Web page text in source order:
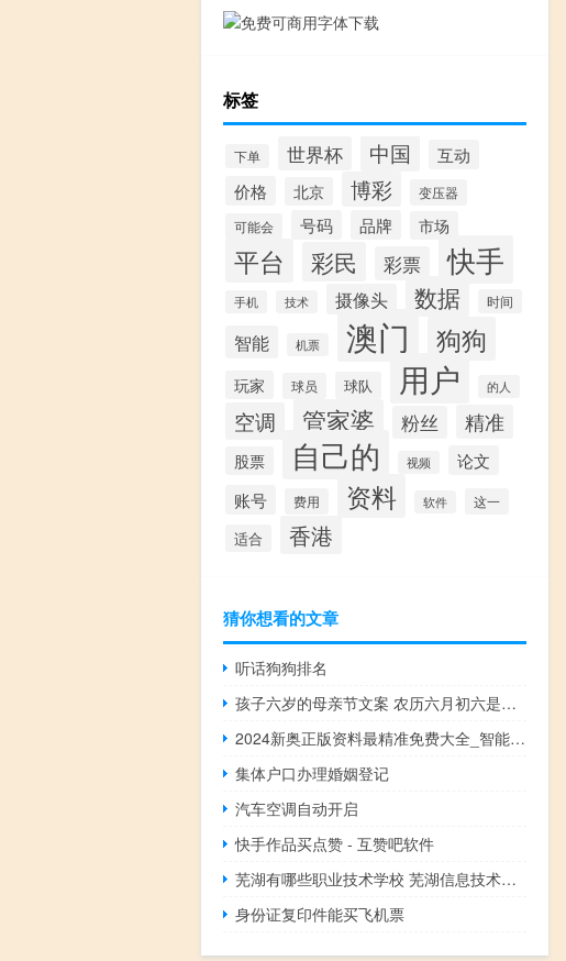
标签
下单 世界杯 中国
互动
价格
北京 博彩
变压器
可能会
号码 品牌 市场
平台 彩民 彩票 快手
手机 技术 摄像头 数据 时间
智能 机票 澳门 狗狗
玩家 球员 球队 用户 的人
空调 管家婆 粉丝 精准
股票 自己的 视频
论文
账号
费用 资料 软件 这一
适合 香港
猜你想看的文章
听话狗狗排名
孩子六岁的母亲节文案 农历六月初六是母亲节
2024新奥正版资料最精准免费大全_智能AI深度解析_百度移动统计版.213.1.464
集体户口办理婚姻登记
汽车空调自动开启
快手作品买点赞 - 互赞吧软件
芜湖有哪些职业技术学校 芜湖信息技术职业学院
身份证复印件能买飞机票